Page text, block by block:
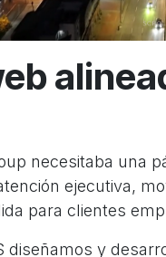
necesitaba una
ejecutiva,
para clientes
diseñamos y